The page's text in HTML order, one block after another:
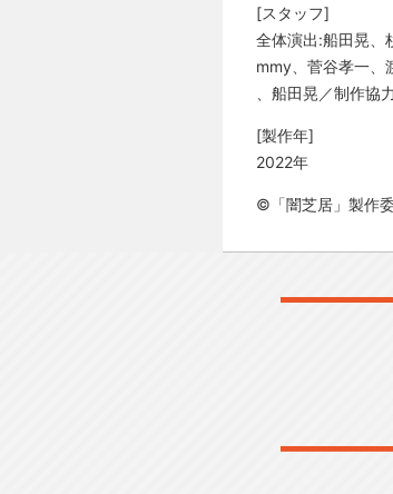
[スタッフ]
全体演出:船田晃、
mmy、菅谷孝一、
、船田晃／制作
[製作年]
2022年
©「闇芝居」製作